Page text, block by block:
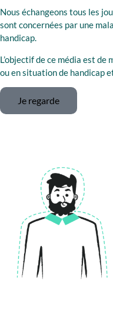
Nous échangeons tous les
sont concernées par une
handicap.
L’objectif de ce média est de
ou en situation de handicap
Je regarde